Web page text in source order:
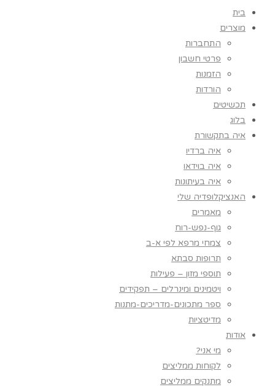
בית
מוצרים
התחברות
פרטי חשבון
הזמנות
הורדות
תכשיטים
בלוג
איה בתקשורת
איה ברדיו
איה בוידאו
איה בעיתונות
האנציקלופדיה שלי
מאמרים
גוף-נפש-רוח
צמחי מרפא לפי א-ב
תרופות סבתא
תוספי מזון – פעילות
ויטמינים ומינרלים – תפקידים
ספר מתכונים-מדריכים-מתנות
מדיטציות
אודות
מי אני?
לקוחות ממליצים
מתנקים ממליצים